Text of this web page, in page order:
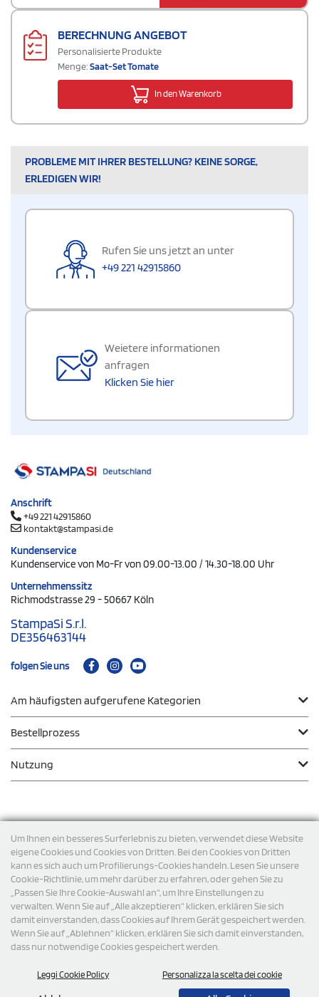
Um Ihnen ein besseres Surferlebnis zu bieten, verwendet diese Website
eigene Cookies und Cookies von Dritten. Bei den Cookies von Dritten
kann es sich auch um Profilierungs-Cookies handeln. Lesen Sie unsere
Cookie-Richtlinie, um mehr darüber zu erfahren, oder gehen Sie zu
„Passen Sie Ihre Cookie-Auswahl an“, um Ihre Einstellungen zu
verwalten. Wenn Sie auf „Alle akzeptieren“ klicken, erklären Sie sich
damit einverstanden, dass Cookies auf Ihrem Gerät gespeichert werden.
Wenn Sie auf „Ablehnen“ klicken, erklären Sie sich damit einverstanden,
dass nur notwendige Cookies gespeichert werden.
Leggi Cookie Policy Personalizza la scelta dei cookie
BERECHNUNG ANGEBOT
Personalisierte Produkte
Menge:Saat-Set Tomate
In den Warenkorb
PROBLEME MIT IHRER BESTELLUNG? KEINE SORGE,
ERLEDIGEN WIR!
Rufen Sie uns jetzt an unter
+49 221 42915860
Weietere informationen
anfragen
Klicken Sie hier
Anschrift
+49 221 42915860
kontakt@stampasi.de
Kundenservice
Kundenservice von Mo-Fr von 09.00-13.00 / 14.30-18.00 Uhr
Unternehmenssitz
Richmodstrasse 29 - 50667 Köln
StampaSi S.r.l.
DE356463144
folgen Sie uns
Am häufigsten aufgerufene Kategorien
Bestellprozess
Nutzung
Versand
© 2026 StampaSi s.r.l. ALLE RECHTE SIND VORBEHALTEN -
Steuernummer DE356463144